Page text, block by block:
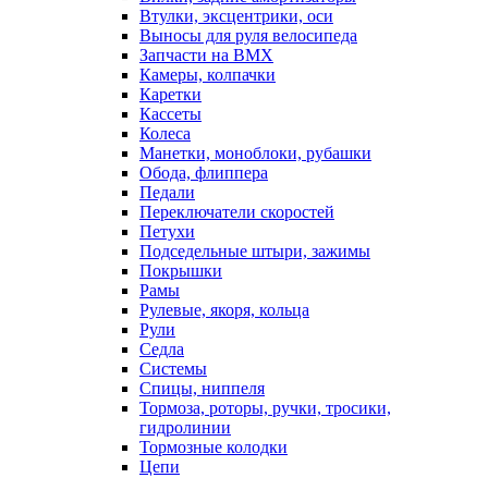
Втулки, эксцентрики, оси
Выносы для руля велосипеда
Запчасти на BMX
Камеры, колпачки
Каретки
Кассеты
Колеса
Манетки, моноблоки, рубашки
Обода, флиппера
Педали
Переключатели скоростей
Петухи
Подседельные штыри, зажимы
Покрышки
Рамы
Рулевые, якоря, кольца
Рули
Седла
Системы
Спицы, ниппеля
Тормоза, роторы, ручки, тросики,
гидролинии
Тормозные колодки
Цепи